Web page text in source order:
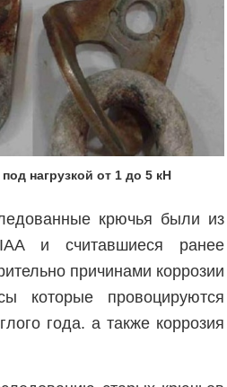
нагрузкой от 1 до 5 кН
крючья были из
и считавшиеся ранее
причинами коррозии
которые провоцируются
года. а также коррозия